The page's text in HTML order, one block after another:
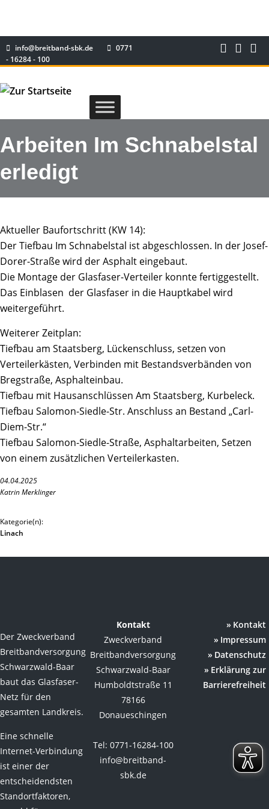
info@breitband-sbk.de
0771
- 16284 - 100
Arbeiten Im Schnabelstal
erledigt
Aktueller Baufortschritt (KW 14):
Der Tiefbau Im Schnabelstal ist abgeschlossen. In der Josef-
Dorer-Straße wird der Asphalt eingebaut.
Die Montage der Glasfaser-Verteiler konnte fertiggestellt.
Das Einblasen der Glasfaser in die Hauptkabel wird
weitergeführt.
Weiterer Zeitplan:
Tiefbau am Staatsberg, Lückenschluss, setzen von
Verteilerkästen, Verbinden mit Bestandsverbänden von
Bregstraße, Asphalteinbau.
Tiefbau mit Hausanschlüssen Am Staatsberg, Kurbeleck.
Tiefbau Salomon-Siedle-Str. Anschluss an Bestand „Carl-
Diem-Str.“
Tiefbau Salomon-Siedle-Straße, Asphaltarbeiten, Setzen
von einem zusätzlichen Verteilerkasten.
04.04.2025
Katrin Merklinger
Kategorie(n):
Linach
Der Zweckverband
Breitbandversorgung
Schwarzwald-Baar
baut das Glasfaser-
Netz für den
gesamten Landkreis.
Eine schnelle
Internet-Verbindung
ist einer der
entscheidendsten
Standortfaktoren,
Kontakt
Zweckverband
Breitbandversorgung
Schwarzwald-Baar
Humboldtstraße 11
78166
Donaueschingen
Tel: 0771-16284-100
info@breitband-
sbk.de
Kontakt
Impressum
Datenschutz
Erklärung zur
Barrierefreiheit